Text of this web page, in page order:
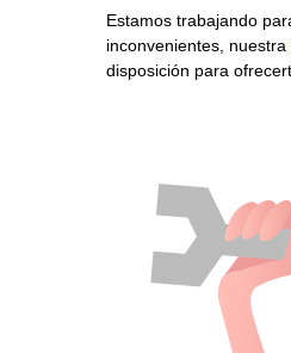
Estamos trabajando
inconvenientes, nuestra
disposición para